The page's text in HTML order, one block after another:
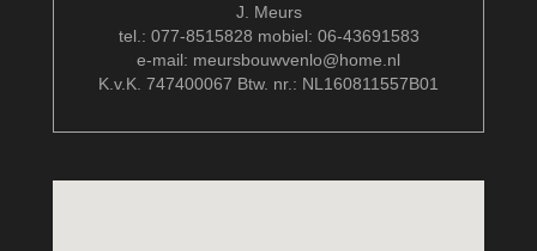
J. Meurs
tel.: 077-8515828 mobiel: 06-43691583
e-mail: meursbouwvenlo@home.nl
K.v.K. 747400067 Btw. nr.: NL160811557B01